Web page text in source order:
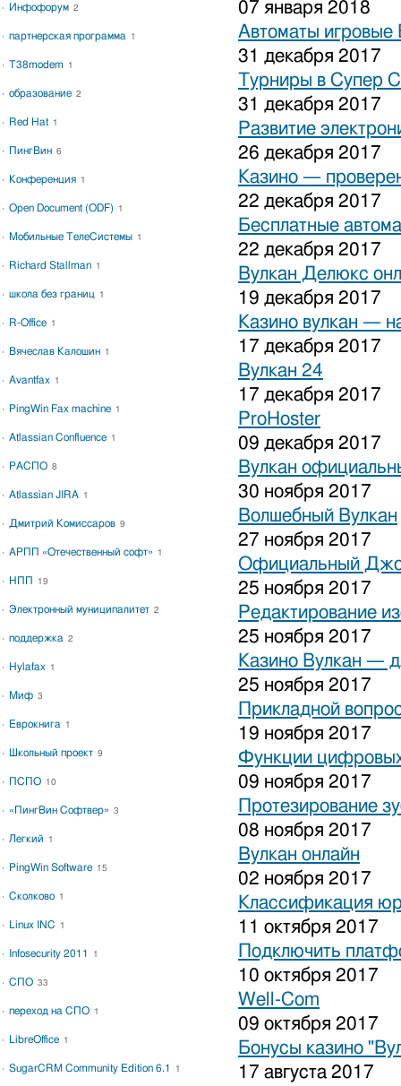
07 января 2018
Автоматы игровые
31 декабря 2017
Турниры в Супер
31 декабря 2017
Развитие
26 декабря 2017
Казино —
22 декабря 2017
Бесплатные
22 декабря 2017
Вулкан Делюкс
19 декабря 2017
Казино вулкан —
17 декабря 2017
Вулкан 24
17 декабря 2017
ProHoster
09 декабря 2017
Вулкан
30 ноября 2017
Волшебный Вулкан
27 ноября 2017
Официальный
25 ноября 2017
Редактирование
25 ноября 2017
Казино Вулкан —
25 ноября 2017
Прикладной
19 ноября 2017
Функции
09 ноября 2017
Протезирование
08 ноября 2017
Вулкан онлайн
02 ноября 2017
Классификация
11 октября 2017
Подключить
10 октября 2017
Well-Com
09 октября 2017
Бонусы казино
17 августа 2017
Инфофорум 2
партнерская программа 1
T38modem 1
образование 2
Red Hat 1
ПингВин 6
Конференция 1
Open Document (ODF) 1
Мобильные ТелеСистемы 1
Richard Stallman 1
школа без границ 1
R-Office 1
Вячеслав Калошин 1
Avantfax 1
PingWin Fax machine 1
Atlassian Confluence 1
РАСПО 8
Atlassian JIRA 1
Дмитрий Комиссаров 9
АРПП «Отечественный софт» 1
НПП 19
Электронный муниципалитет 2
поддержка 2
Hylafax 1
Миф 3
Еврокнига 1
Школьный проект 9
ПСПО 10
«ПингВин Софтвер» 3
Легкий 1
PingWin Software 15
Сколково 1
Linux INC 1
Infosecurity 2011 1
СПО 33
переход на СПО 1
LibreOffice 1
SugarCRM Community Edition 6.1 1